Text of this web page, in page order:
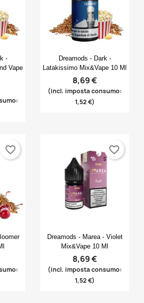
((cancelText))
dei desideri.
Accedi
-
Vape
Anteprima
Dreamods - Dark -
Latakissimo Mix&Vape 10 Ml
8,69 €
(incl. imposta consumo:
1,52 €)
favorite_border
Anteprima
Dreamods - Marea - Violet
Mix&Vape 10 Ml
8,69 €
(incl. imposta consumo:
1,52 €)
favorite_border